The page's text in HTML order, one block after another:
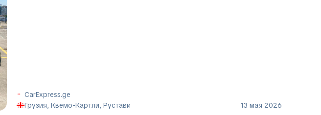
CarExpress.ge
Грузия, Квемо-Картли, Рустави
13 мая 2026